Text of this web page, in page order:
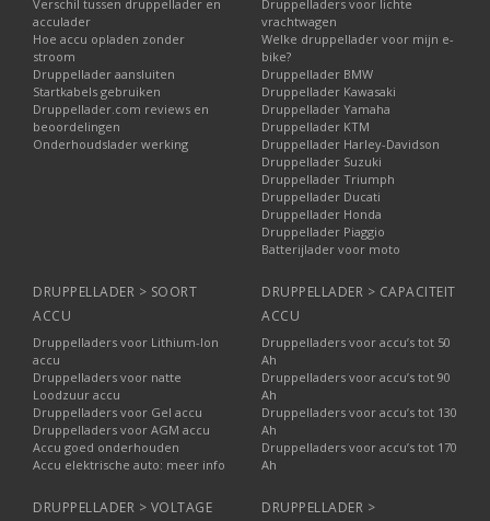
Verschil tussen druppellader en
acculader
Hoe accu opladen zonder
stroom
Druppellader aansluiten
Startkabels gebruiken
Druppellader.com reviews en
beoordelingen
Onderhoudslader werking
Druppelladers voor lichte
vrachtwagen
Welke druppellader voor mijn e-
bike?
Druppellader BMW
Druppellader Kawasaki
Druppellader Yamaha
Druppellader KTM
Druppellader Harley-Davidson
Druppellader Suzuki
Druppellader Triumph
Druppellader Ducati
Druppellader Honda
Druppellader Piaggio
Batterijlader voor moto
DRUPPELLADER > SOORT
ACCU
Druppelladers voor Lithium-Ion
accu
Druppelladers voor natte
Loodzuur accu
Druppelladers voor Gel accu
Druppelladers voor AGM accu
Accu goed onderhouden
Accu elektrische auto: meer info
DRUPPELLADER > CAPACITEIT
ACCU
Druppelladers voor accu’s tot 50
Ah
Druppelladers voor accu’s tot 90
Ah
Druppelladers voor accu’s tot 130
Ah
Druppelladers voor accu’s tot 170
Ah
DRUPPELLADER > VOLTAGE
DRUPPELLADER >